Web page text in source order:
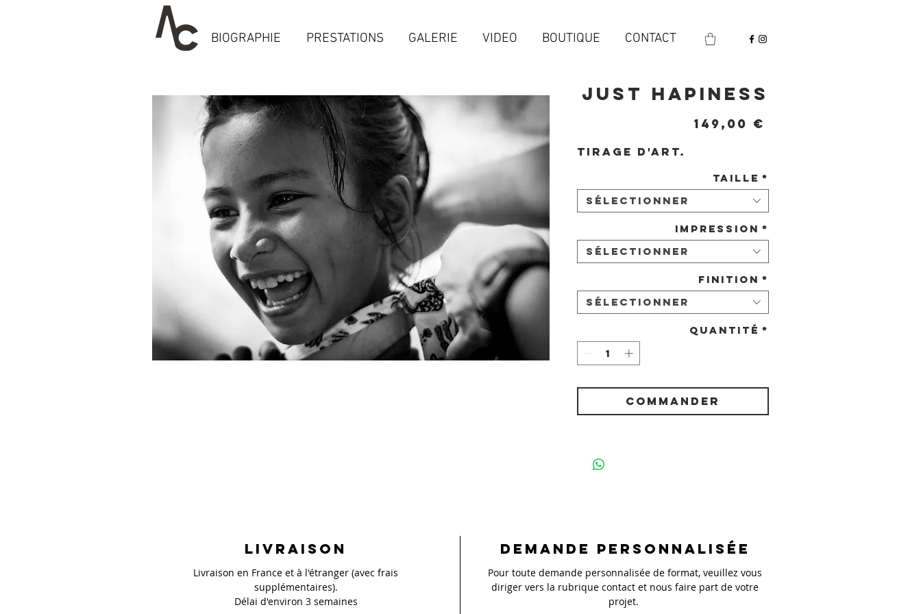
BIOGRAPHIE PRESTATIONS GALERIE VIDEO BOUTIQUE CONTACT
Just hapiness
149,00 €
Tirage d'art.
Taille *
Sélectionner
Impression *
Sélectionner
Finition *
Sélectionner
Quantité *
COMMANDER
Livraison
Livraison en France et à l'étranger (avec frais
supplémentaires).
Délai d'environ 3 semaines
Demande personnalisée
Pour toute demande personnalisée de format, veuillez vous
diriger vers la rubrique contact et nous faire part de votre
projet.